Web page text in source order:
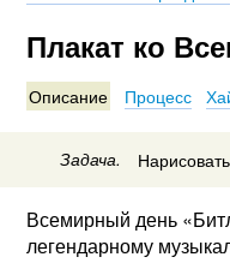
Плакат ко
Описание Процесс
Задача.
Всемирный день
легендарному